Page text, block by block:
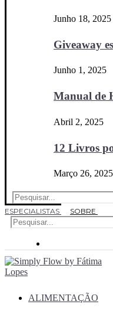
Junho 18, 2025
Giveaway
Junho 1, 2025
Manual de
Abril 2, 2025
12 Livros
Março 26, 2025
ESPECIALISTAS
SOBRE
ALIMENTAÇÃO